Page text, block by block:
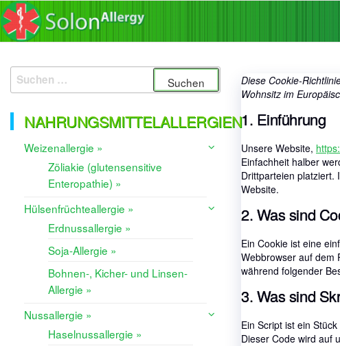
Zum
Inhalt
springen
Produkte
finden!
Diese Cookie-
Wohnsitz im
1. Einführung
Unsere Website,
Einfachheit halber
Drittparteien platziert.
Website.
2. Was sind
Ein Cookie ist eine
Webbrowser auf dem
während folgender
3. Was sind
Ein Script ist ein
Dieser Code wird auf
Suchen
nach:
NAHRUNGSMITTELALLERGIEN
Weizenallergie »
Zöliakie (glutensensitive
Enteropathie) »
Hülsenfrüchteallergie »
Erdnussallergie »
Soja-Allergie »
Bohnen-, Kicher- und Linsen-
Allergie »
Nussallergie »
Haselnussallergie »